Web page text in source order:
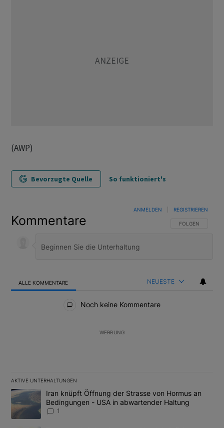
(AWP)
Bevorzugte Quelle So funktioniert's
Kommentare FOLGE DIESER
FOLGEN
ANMELDEN REGISTRIEREN
ALLE KOMMENTARE NEUESTE
Noch keine Kommentare
WERBUNG
AKTIVE UNTERHALTUNGEN
Das Folgende ist eine Liste der am meisten kommentierten
Ein Trendartikel mit dem Titel "Iran knüpft Öffnung der Strasse
Iran knüpft Öffnung der Strasse von Hormus an
Bedingungen - USA in abwartender Haltung
1